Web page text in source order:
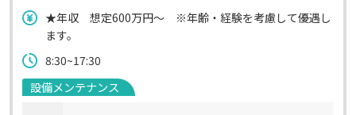
★年収 想定600万円～ ※年齢・経験を考慮して優遇し
ます。
8:30~17:30
設備メンテナンス